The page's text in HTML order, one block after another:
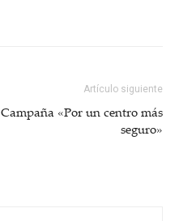
Artículo siguiente
Campaña «Por un centro más
seguro»